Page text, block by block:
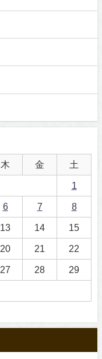
木 金 土
1
6 7 8
13 14 15
20 21 22
27 28 29